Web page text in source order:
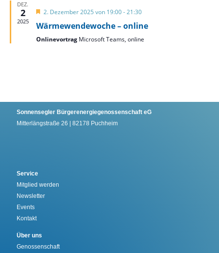
DEZ.
2
2025
Hervorgehoben
2. Dezember 2025 von 19:00-21:30
Wärmewendewoche – online
Onlinevortrag Microsoft Teams, online
Sonnensegler Bürgerenergiegenossenschaft eG
Mitterlängstraße 26 | 82178 Puchheim
Service
Mitglied werden
Newsletter
Events
Kontakt
Über uns
Genossenschaft